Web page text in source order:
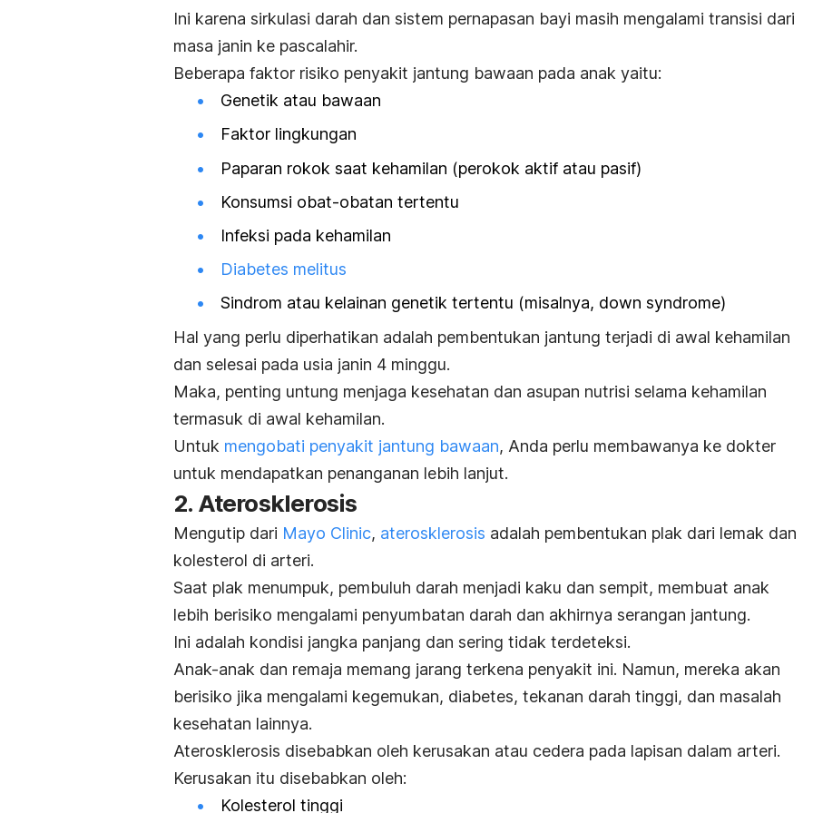
Ini karena sirkulasi darah dan sistem pernapasan bayi masih mengalami transisi dari
masa janin ke pascalahir.
Beberapa faktor risiko penyakit jantung bawaan pada anak yaitu:
Genetik atau bawaan
Faktor lingkungan
Paparan rokok saat kehamilan (perokok aktif atau pasif)
Konsumsi obat-obatan tertentu
Infeksi pada kehamilan
Diabetes melitus
Sindrom atau kelainan genetik tertentu (misalnya, down syndrome)
Hal yang perlu diperhatikan adalah pembentukan jantung terjadi di awal kehamilan
dan selesai pada usia janin 4 minggu.
Maka, penting untung menjaga kesehatan dan asupan nutrisi selama kehamilan
termasuk di awal kehamilan.
Untuk mengobati penyakit jantung bawaan, Anda perlu membawanya ke dokter
untuk mendapatkan penanganan lebih lanjut.
2. Aterosklerosis
Mengutip dari Mayo Clinic, aterosklerosis adalah pembentukan plak dari lemak dan
kolesterol di arteri.
Saat plak menumpuk, pembuluh darah menjadi kaku dan sempit, membuat anak
lebih berisiko mengalami penyumbatan darah dan akhirnya serangan jantung.
Ini adalah kondisi jangka panjang dan sering tidak terdeteksi.
Anak-anak dan remaja memang jarang terkena penyakit ini. Namun, mereka akan
berisiko jika mengalami kegemukan, diabetes, tekanan darah tinggi, dan masalah
kesehatan lainnya.
Aterosklerosis disebabkan oleh kerusakan atau cedera pada lapisan dalam arteri.
Kerusakan itu disebabkan oleh:
Kolesterol tinggi